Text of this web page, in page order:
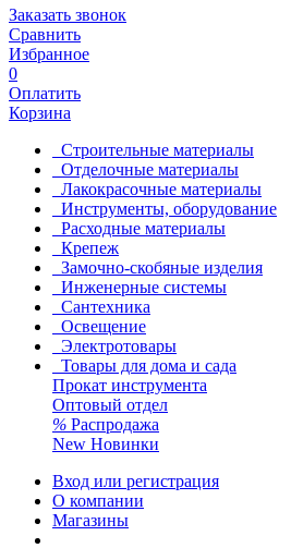
Заказать звонок
Сравнить
Избранное
0
Оплатить
Корзина
Строительные материалы
Отделочные материалы
Лакокрасочные материалы
Инструменты, оборудование
Расходные материалы
Крепеж
Замочно-скобяные изделия
Инженерные системы
Сантехника
Освещение
Электротовары
Товары для дома и сада
Прокат инструмента
Оптовый отдел
% Распродажа
New Новинки
Вход или регистрация
О компании
Магазины